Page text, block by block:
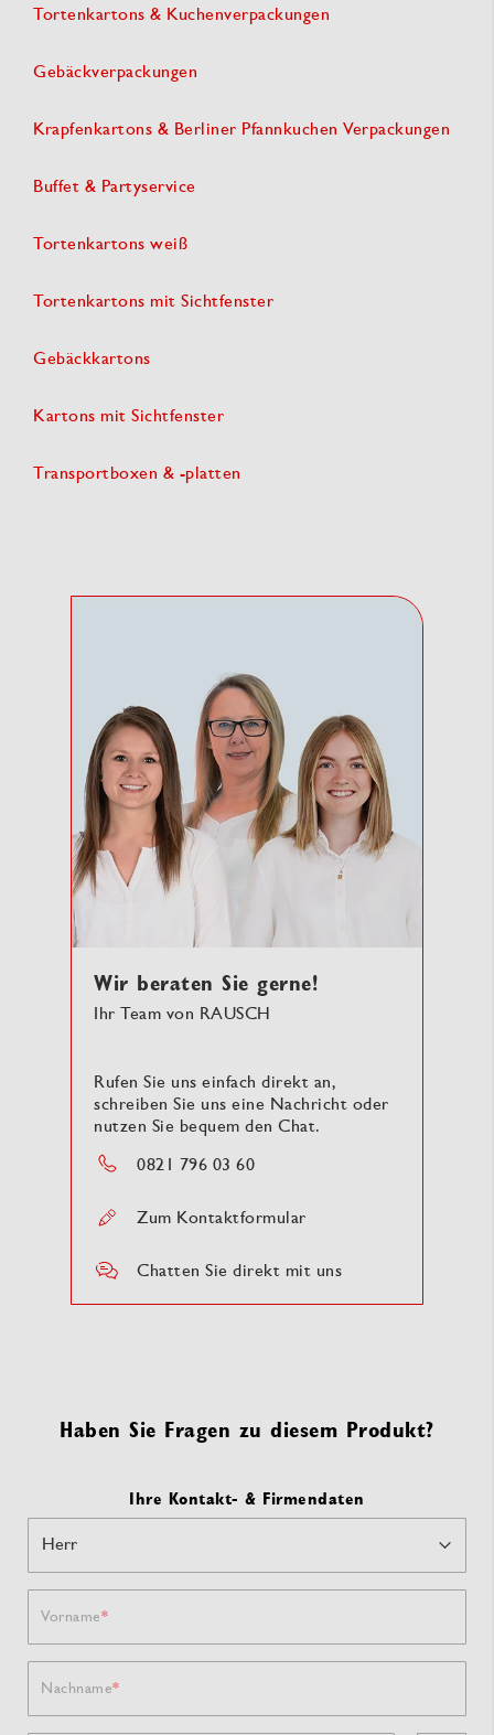
Tortenkartons & Kuchenverpackungen
Gebäckverpackungen
Krapfenkartons & Berliner Pfannkuchen Verpackungen
Buffet & Partyservice
Tortenkartons weiß
Tortenkartons mit Sichtfenster
Gebäckkartons
Kartons mit Sichtfenster
Transportboxen & -platten
Wir beraten Sie gerne!
Ihr Team von RAUSCH
Rufen Sie uns einfach direkt an,
schreiben Sie uns eine Nachricht oder
nutzen Sie bequem den Chat.
0821 796 03 60
Zum Kontaktformular
Chatten Sie direkt mit uns
Haben Sie Fragen zu diesem Produkt?
Ihre Kontakt- & Firmendaten
Vorname
Nachname